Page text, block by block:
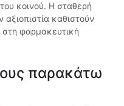
κοινού. Η σταθερή
καθιστούν
στη φαρμακευτική
παρακάτω